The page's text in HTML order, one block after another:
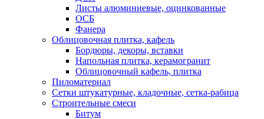
Листы алюминиевые, оцинкованные
ОСБ
Фанера
Облицовочная плитка, кафель
Бордюры, декоры, вставки
Напольная плитка, керамогранит
Облицовочный кафель, плитка
Пиломатериал
Сетки штукатурные, кладочные, сетка-рабица
Строительные смеси
Битум